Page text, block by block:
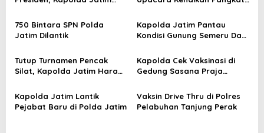
p
s
Penanganan Covid-19
750 Bintara SPN Polda
Jatim Dilantik
Kapolda Jatim Pantau
Kondisi Gunung Semeru Dari
Tutup Turnamen Pencak
Silat, Kapolda Jatim Harap
Kapolda Cek Vaksinasi di
Gedung Sasana Praja
Kapolda Jatim Lantik
Pejabat Baru di Polda Jatim
Vaksin Drive Thru di Polres
Pelabuhan Tanjung Perak